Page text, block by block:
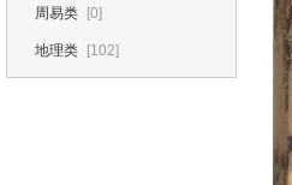
周易类 [0]
地理类 [102]